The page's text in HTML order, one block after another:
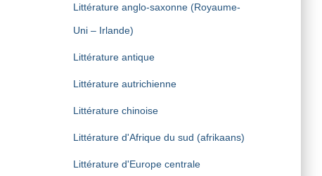
Littérature anglo-saxonne (Royaume-
Uni – Irlande)
Littérature antique
Littérature autrichienne
Littérature chinoise
Littérature d'Afrique du sud (afrikaans)
Littérature d'Europe centrale